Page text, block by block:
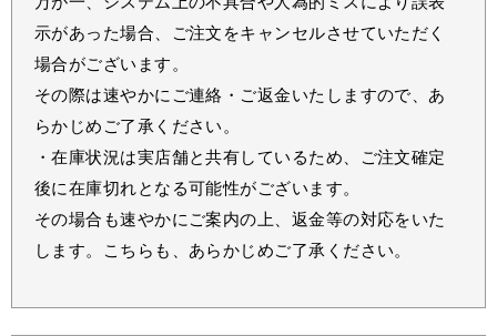
示があった場合、ご注文をキャンセルさせていただく
場合がございます。
その際は速やかにご連絡・ご返金いたしますので、あ
らかじめご了承ください。
・在庫状況は実店舗と共有しているため、ご注文確定
後に在庫切れとなる可能性がございます。
その場合も速やかにご案内の上、返金等の対応をいた
します。こちらも、あらかじめご了承ください。